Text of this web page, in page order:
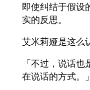
即使纠结于假设
实的反思。
艾米莉娅是这
「不过，说话
在说话的方式。」